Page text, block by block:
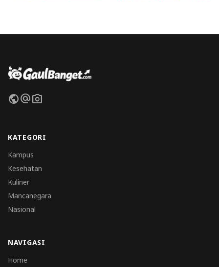
publicalternate_emailphoto_camera
KATEGORI
Kampus
Kesehatan
Kuliner
Mancanegara
Nasional
NAVIGASI
Home